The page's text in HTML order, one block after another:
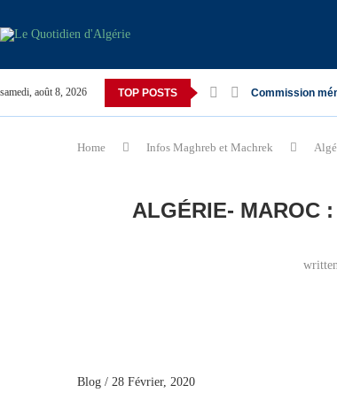
samedi, août 8, 2026 TOP POSTS Commission
Home Infos Maghreb et Machrek
ALGÉRIE- MAROC
Blog / 28 Février, 2020